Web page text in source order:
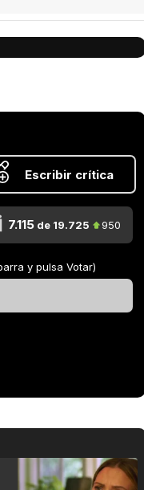
Escribir crítica
7.115de 19.725 950
y pulsa Votar)